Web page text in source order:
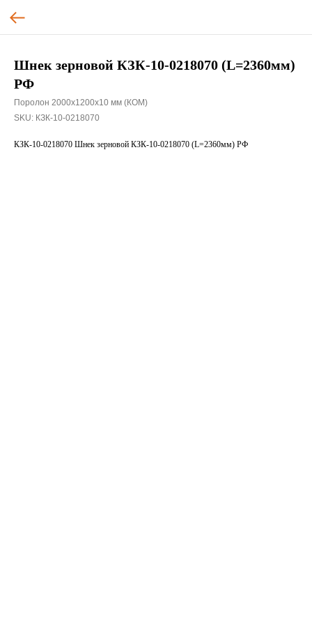
Шнек зерновой КЗК-10-0218070 (L=2360мм)
РФ
Поролон 2000х1200х10 мм (КОМ)
SKU: КЗК-10-0218070
КЗК-10-0218070 Шнек зерновой КЗК-10-0218070 (L=2360мм) РФ